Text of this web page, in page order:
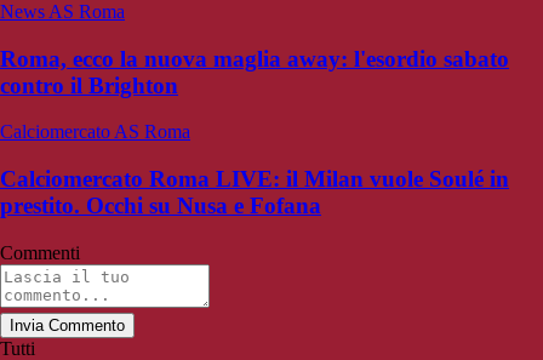
News AS Roma
Roma, ecco la nuova maglia away: l'esordio sabato
contro il Brighton
Calciomercato AS Roma
Calciomercato Roma LIVE: il Milan vuole Soulé in
prestito. Occhi su Nusa e Fofana
Commenti
Invia Commento
Tutti